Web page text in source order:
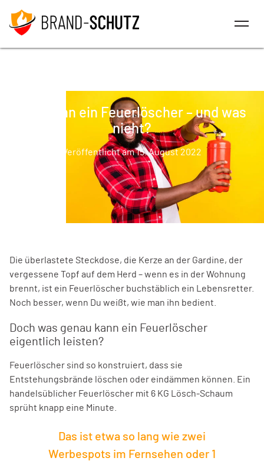
Was kann ein Feuerlöscher – und was
nicht?
Veröffentlicht am 15. August 2022
Die überlastete Steckdose, die Kerze an der Gardine, der
vergessene Topf auf dem Herd – wenn es in der Wohnung
brennt, ist ein Feuerlöscher buchstäblich ein Lebensretter.
Noch besser, wenn Du weißt, wie man ihn bedient.
Doch was genau kann ein Feuerlöscher
eigentlich leisten?
Feuerlöscher sind so konstruiert, dass sie
Entstehungsbrände löschen oder eindämmen können. Ein
handelsüblicher Feuerlöscher mit 6 KG Lösch-Schaum
sprüht knapp eine Minute.
Das ist etwa so lang wie zwei
Werbespots im Fernsehen oder 1